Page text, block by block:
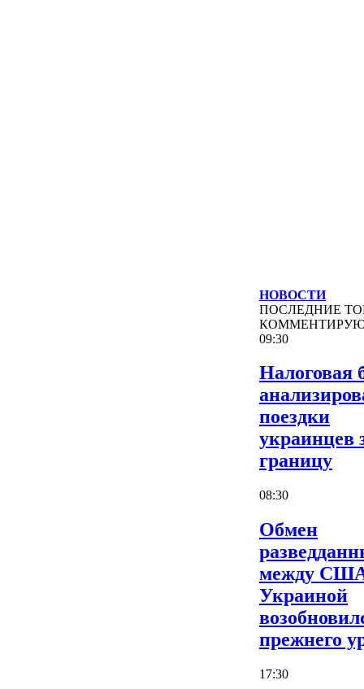
НОВОСТИ
ПОСЛЕДНИЕ
09:30
Налоговая
поездки
украинцев
границу
08:30
Обмен
между
Украиной
прежнего
17:30